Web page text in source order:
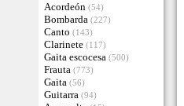
Acordeón (54)
Bombarda (227)
Canto (143)
Clarinete (117)
Gaita escocesa (500)
Frauta (773)
Gaita (56)
Guitarra (94)